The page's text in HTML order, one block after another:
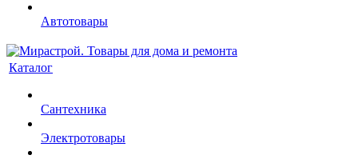
Автотовары
Каталог
Сантехника
Электротовары